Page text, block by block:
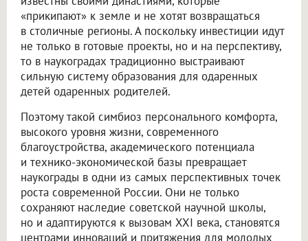
«прикипают» к земле и не хотят возвращаться
в столичные регионы. А поскольку инвестиции идут
не только в готовые проекты, но и на перспективу,
то в наукоградах традиционно выстраивают
сильную систему образования для одаренных
детей одаренных родителей.
Поэтому такой симбиоз персонального комфорта,
высокого уровня жизни, современного
благоустройства, академического потенциала
и технико-экономической базы превращает
наукограды в одни из самых перспективных точек
роста современной России. Они не только
сохраняют наследие советской научной школы,
но и адаптируются к вызовам XXI века, становятся
центрами инноваций и притяжения для молодых